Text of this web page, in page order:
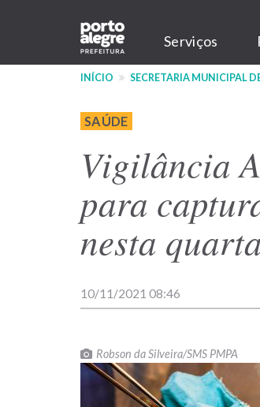
conteúdo
Main
navigation
Serviços
INÍCIO SECRETARIA MUNICIPAL
SAÚDE
Vigilância
para
nesta quarta
10/11/2021 08:46
Robson da Silveira/SMS PMPA